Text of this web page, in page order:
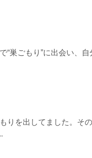
“巣ごもり”に出会い、自
りを出してました。その